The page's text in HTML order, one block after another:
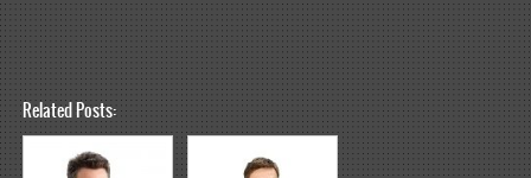
Related Posts: